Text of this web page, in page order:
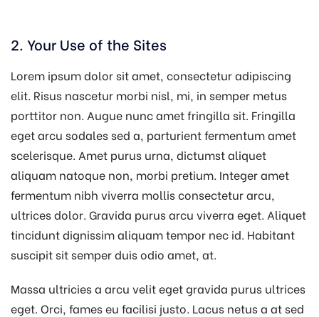
2. Your Use of the Sites
Lorem ipsum dolor sit amet, consectetur adipiscing
elit. Risus nascetur morbi nisl, mi, in semper metus
porttitor non. Augue nunc amet fringilla sit. Fringilla
eget arcu sodales sed a, parturient fermentum amet
scelerisque. Amet purus urna, dictumst aliquet
aliquam natoque non, morbi pretium. Integer amet
fermentum nibh viverra mollis consectetur arcu,
ultrices dolor. Gravida purus arcu viverra eget. Aliquet
tincidunt dignissim aliquam tempor nec id. Habitant
suscipit sit semper duis odio amet, at.
Massa ultricies a arcu velit eget gravida purus ultrices
eget. Orci, fames eu facilisi justo. Lacus netus a at sed